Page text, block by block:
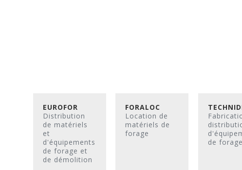
EUROFOR
Distribution
de matériels
et
d'équipements
de forage et
de démolition
FORALOC
Location de
matériels de
forage
de forage